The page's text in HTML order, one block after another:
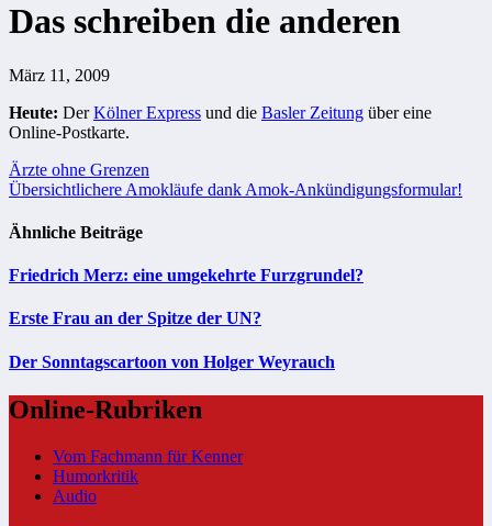
Das schreiben die anderen
März 11, 2009
Heute: DerKölner Express und die Basler Zeitung über eine
Online-Postkarte.
Beitragsnavigation
Ärzte ohne Grenzen
Übersichtlichere Amokläufe dank Amok-Ankündigungsformular!
Ähnliche Beiträge
Friedrich Merz: eine umgekehrte Furzgrundel?
Erste Frau an der Spitze der UN?
Der Sonntagscartoon von Holger Weyrauch
Online-Rubriken
Vom Fachmann für Kenner
Humorkritik
Audio